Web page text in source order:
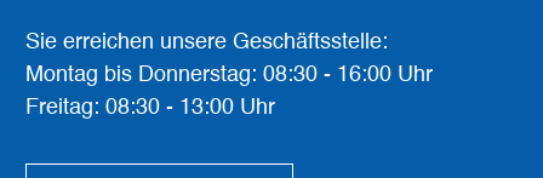
Sie erreichen unsere Geschäftsstelle:
Montag bis Donnerstag: 08:30 - 16:00 Uhr
Freitag: 08:30 - 13:00 Uhr